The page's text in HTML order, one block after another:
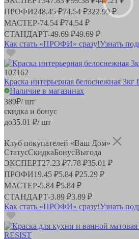
ПРОФИ248.45 ₽74.54 ₽322.99 ₽
МАСТЕР-74.54 ₽74.54 ₽
СТАНДАРТ-49.69 ₽49.69 ₽
Как стать «ПРОФИ» сразу!Узнать
107162
Краска интерьерная белоснежная
Наличие в магазинах
389₽/ шт
скидка и бонус
до35.01 ₽/ шт
Клуб покупателей «Ваш Дом»
СтатусСкидкаБонусВыгода
ЭКСПЕРТ27.23 ₽7.78 ₽35.01 ₽
ПРОФИ19.45 ₽5.84 ₽25.29 ₽
МАСТЕР-5.84 ₽5.84 ₽
СТАНДАРТ-3.89 ₽3.89 ₽
Как стать «ПРОФИ» сразу!Узнать